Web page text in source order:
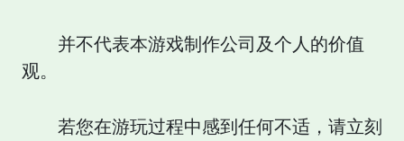
并不代表本游戏制作公司及个人的价值
观。
若您在游玩过程中感到任何不适，请立刻